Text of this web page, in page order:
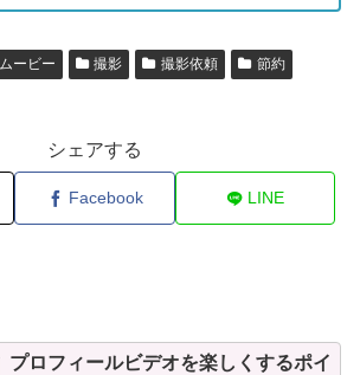
ムービー 撮影 撮影依頼
節約
シェアする
Facebook LINE
プロフィールビデオを楽しくするポイ